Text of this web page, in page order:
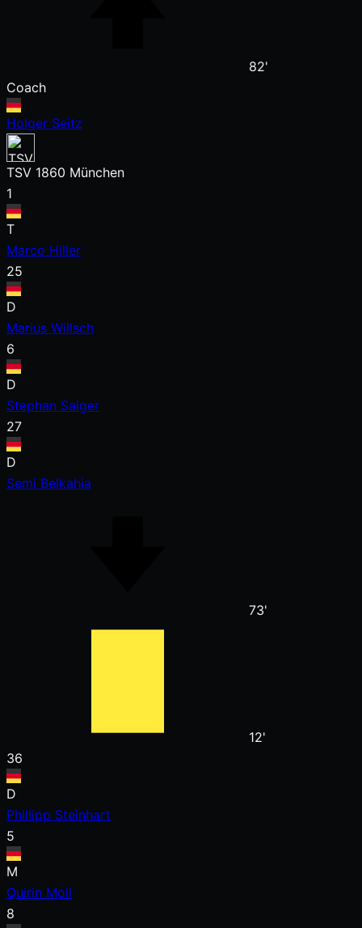
82'
Coach
Holger Seitz
TSV 1860 München
1
T
Marco Hiller
25
D
Marius Willsch
6
D
Stephan Salger
27
D
Semi Belkahia
73'
12'
36
D
Phillipp Steinhart
5
M
Quirin Moll
8